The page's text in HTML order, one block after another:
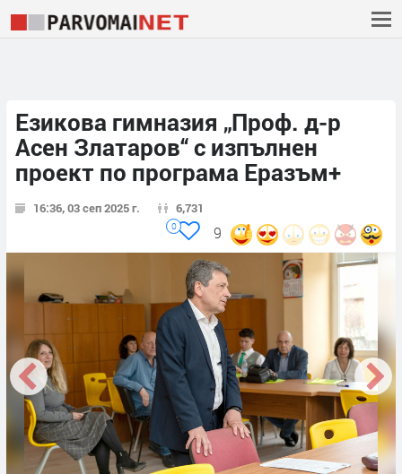
Езикова гимназия „Проф. д-р
Асен Златаров“ с изпълнен
проект по програма Еразъм+
16:36, 03 сеп 2025 г. 6,731
9
0